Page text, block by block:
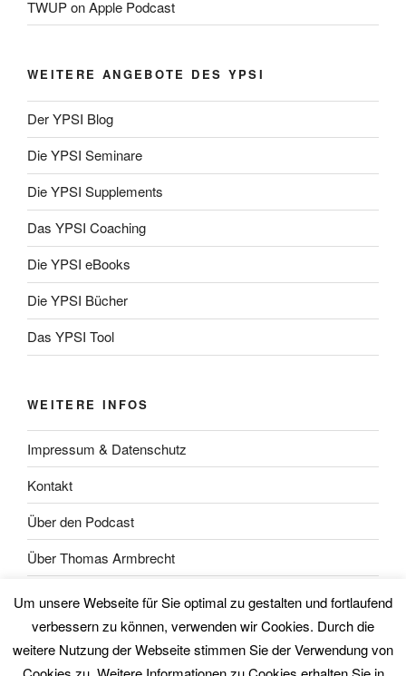
TWUP on Apple Podcast
WEITERE ANGEBOTE DES YPSI
Der YPSI Blog
Die YPSI Seminare
Die YPSI Supplements
Das YPSI Coaching
Die YPSI eBooks
Die YPSI Bücher
Das YPSI Tool
WEITERE INFOS
Impressum & Datenschutz
Kontakt
Über den Podcast
Über Thomas Armbrecht
Über Wolfgang Unsöld
Um unsere Webseite für Sie optimal zu gestalten und fortlaufend
verbessern zu können, verwenden wir Cookies. Durch die
weitere Nutzung der Webseite stimmen Sie der Verwendung von